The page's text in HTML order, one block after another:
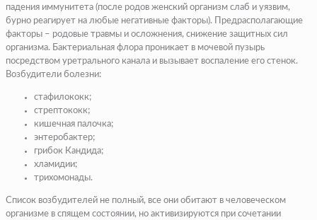
падения иммунитета (после родов женский организм слаб и уязвим,
бурно реагирует на любые негативные факторы). Предрасполагающие
факторы – родовые травмы и осложнения, снижение защитных сил
организма. Бактериальная флора проникает в мочевой пузырь
посредством уретрального канала и вызывает воспаление его стенок.
Возбудители болезни:
стафилококк;
стрептококк;
кишечная палочка;
энтеробактер;
грибок Кандида;
хламидии;
трихомонады.
Список возбудителей не полный, все они обитают в человеческом
организме в спящем состоянии, но активизируются при сочетании